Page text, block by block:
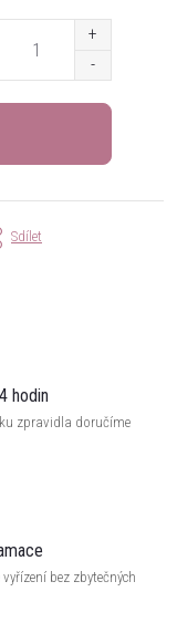
Sdílet
hodin
zpravidla doručíme
vyřízení bez zbytečných